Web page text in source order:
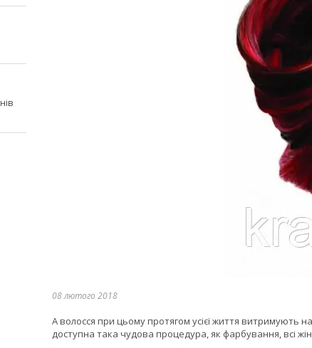
08 лютого 2018
А волосся при цьому протягом усієї життя витримують
доступна така чудова процедура, як фарбування, всі